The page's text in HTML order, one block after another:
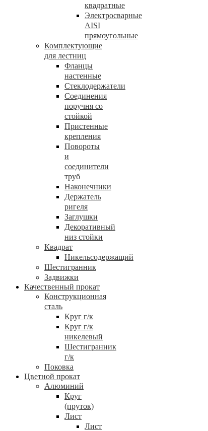
квадратные
Электросварные
AISI
прямоугольные
Комплектующие
для лестниц
Фланцы
настенные
Стеклодержатели
Соединения
поручня со
стойкой
Пристенные
крепления
Повороты
и
соединители
труб
Наконечники
Держатель
ригеля
Заглушки
Декоративный
низ стойки
Квадрат
Никельсодержащий
Шестигранник
Задвижки
Качественный прокат
Конструкционная
сталь
Круг г/к
Круг г/к
никелевый
Шестигранник
г/к
Поковка
Цветной прокат
Алюминий
Круг
(пруток)
Лист
Лист